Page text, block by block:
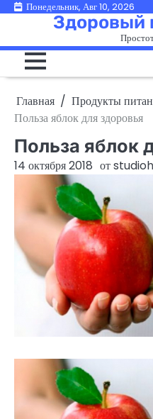
ПерейтиПонедельник, Авг 10, 2026
Здоровый
Главная
Продукты
Польза яблок для здоровья
Польза яблок
14 октября 2018 от